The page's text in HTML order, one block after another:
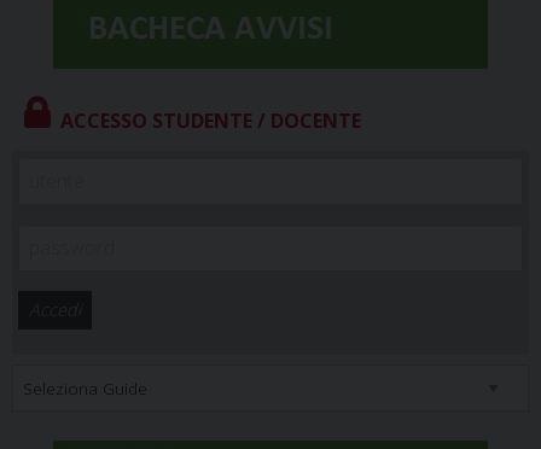
ACCESSO STUDENTE / DOCENTE